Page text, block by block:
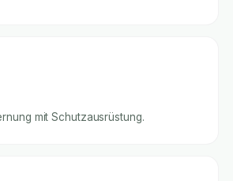
mit Schutzausrüstung.